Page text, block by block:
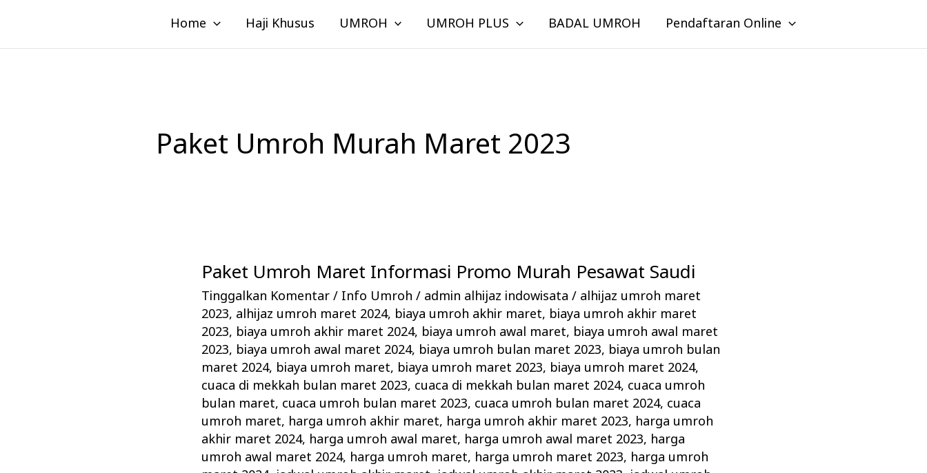
konten
Home Haji Khusus UMROH UMROH PLUS BADAL UMROH Pendaftaran Online
Paket Umroh Murah Maret 2023
Paket Umroh Maret Informasi Promo Murah Pesawat Saudi
Tinggalkan Komentar / Info Umroh / admin alhijaz indowisata/ alhijaz umroh maret
2023, alhijaz umroh maret 2024, biaya umroh akhir maret, biaya umroh akhir maret
2023, biaya umroh akhir maret 2024, biaya umroh awal maret, biaya umroh awal maret
2023, biaya umroh awal maret 2024, biaya umroh bulan maret 2023, biaya umroh bulan
maret 2024, biaya umroh maret, biaya umroh maret 2023, biaya umroh maret 2024,
cuaca di mekkah bulan maret 2023, cuaca di mekkah bulan maret 2024, cuaca umroh
bulan maret, cuaca umroh bulan maret 2023, cuaca umroh bulan maret 2024, cuaca
umroh maret, harga umroh akhir maret, harga umroh akhir maret 2023, harga umroh
akhir maret 2024, harga umroh awal maret, harga umroh awal maret 2023, harga
umroh awal maret 2024, harga umroh maret, harga umroh maret 2023, harga umroh
Paket
Umroh
Maret
Informasi
Promo
Murah
Pesawat
Saudi